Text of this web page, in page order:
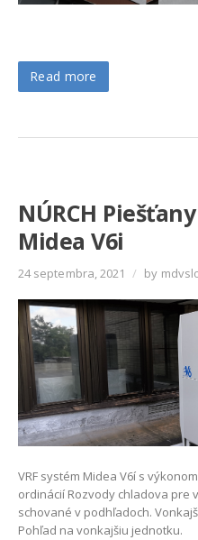
Read more
NÚRCH
Midea V6i
24 septembra, 2021 / by
VRF systém Midea V6í s
ordinácií Rozvody chladova
schované v podhľadoch.
Pohľad na vonkajšiu jednotku.